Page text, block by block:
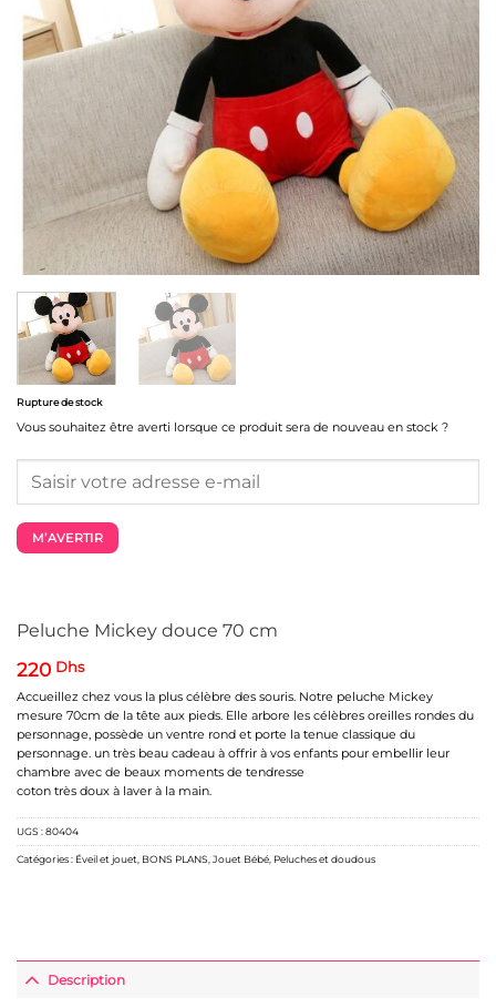
Peluche Mickey douce 70 cm
220 Dhs
Accueillez chez vous la plus célèbre des souris. Notre peluche Mickey
mesure 70cm de la tête aux pieds. Elle arbore les célèbres oreilles rondes du
personnage, possède un ventre rond et porte la tenue classique du
personnage. un très beau cadeau à offrir à vos enfants pour embellir leur
chambre avec de beaux moments de tendresse
coton très doux à laver à la main.
Rupture de stock
Vous souhaitez être averti lorsque ce produit sera de nouveau en stock ?
M’AVERTIR
UGS :80404
Catégories : Éveil et jouet BONS PLANS Jouet Bébé Peluches et doudous
Description